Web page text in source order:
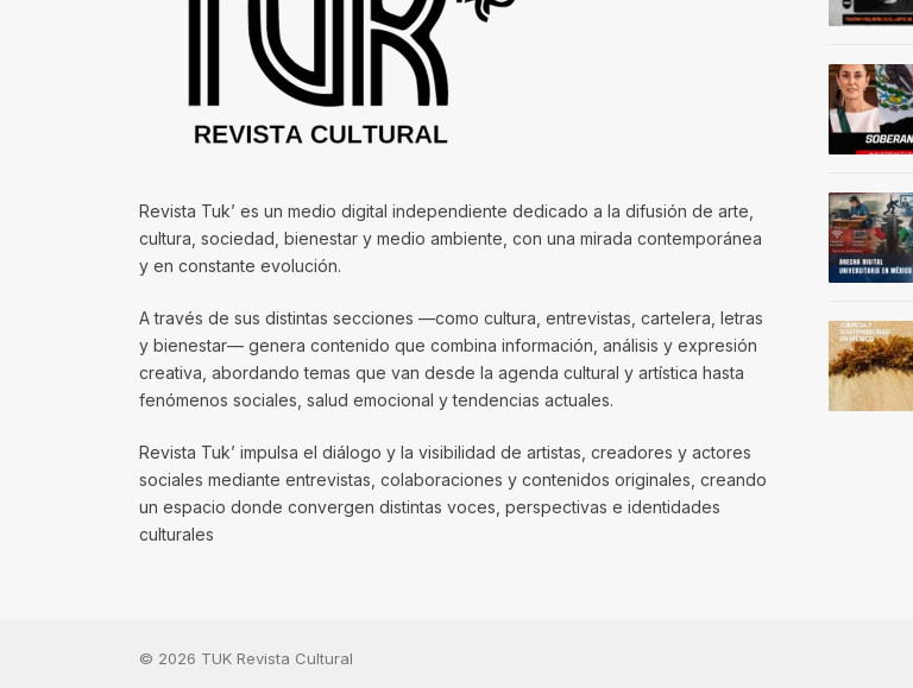
Revista Tuk’ es un medio digital independiente dedicado a la difusión de arte,
cultura, sociedad, bienestar y medio ambiente, con una mirada contemporánea
y en constante evolución.
A través de sus distintas secciones —como cultura, entrevistas, cartelera, letras
y bienestar— genera contenido que combina información, análisis y expresión
creativa, abordando temas que van desde la agenda cultural y artística hasta
fenómenos sociales, salud emocional y tendencias actuales.
Revista Tuk’ impulsa el diálogo y la visibilidad de artistas, creadores y actores
sociales mediante entrevistas, colaboraciones y contenidos originales, creando
un espacio donde convergen distintas voces, perspectivas e identidades
culturales
© 2026 TUK Revista Cultural